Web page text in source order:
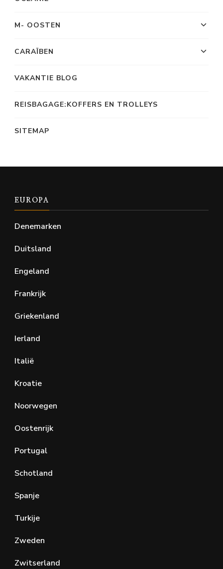
M- OOSTEN
CARAÏBEN
VAKANTIE BLOG
REISBAGAGE:KOFFERS EN TROLLEYS
SITEMAP
EUROPA
Denemarken
Duitsland
Engeland
Frankrijk
Griekenland
Ierland
Italië
Kroatie
Noorwegen
Oostenrijk
Portugal
Schotland
Spanje
Turkije
Zweden
Zwitserland